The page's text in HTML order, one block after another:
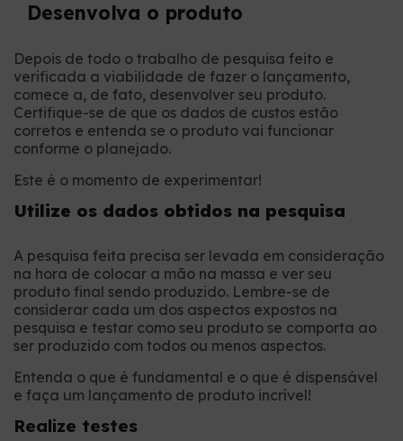
Desenvolva o produto
Depois de todo o trabalho de pesquisa feito e
verificada a viabilidade de fazer o lançamento,
comece a, de fato, desenvolver seu produto.
Certifique-se de que os dados de custos estão
corretos e entenda se o produto vai funcionar
conforme o planejado.
Este é o momento de experimentar!
Utilize os dados obtidos na pesquisa
A pesquisa feita precisa ser levada em consideração
na hora de colocar a mão na massa e ver seu
produto final sendo produzido. Lembre-se de
considerar cada um dos aspectos expostos na
pesquisa e testar como seu produto se comporta ao
ser produzido com todos ou menos aspectos.
Entenda o que é fundamental e o que é dispensável
e faça um lançamento de produto incrível!
Realize testes